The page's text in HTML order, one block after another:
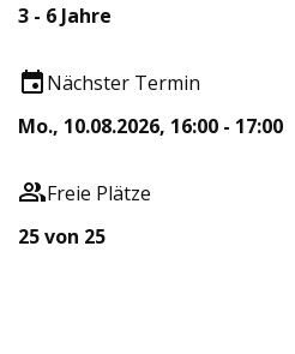
3 - 6 Jahre
Nächster Termin
Mo., 10.08.2026, 16:00 - 17:00
Freie Plätze
25 von 25